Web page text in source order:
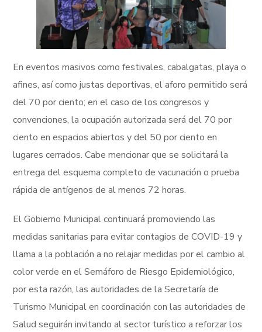
En eventos masivos como festivales, cabalgatas, playa o
afines, así como justas deportivas, el aforo permitido será
del 70 por ciento; en el caso de los congresos y
convenciones, la ocupación autorizada será del 70 por
ciento en espacios abiertos y del 50 por ciento en
lugares cerrados. Cabe mencionar que se solicitará la
entrega del esquema completo de vacunación o prueba
rápida de antígenos de al menos 72 horas.
El Gobierno Municipal continuará promoviendo las
medidas sanitarias para evitar contagios de COVID-19 y
llama a la población a no relajar medidas por el cambio al
color verde en el Semáforo de Riesgo Epidemiológico,
por esta razón, las autoridades de la Secretaría de
Turismo Municipal en coordinación con las autoridades de
Salud seguirán invitando al sector turístico a reforzar los